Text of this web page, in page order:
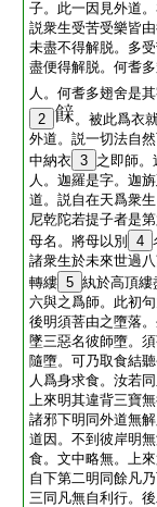
子。此一因見外道
説衆生受苦受樂皆
未盡不得解脱。多
盡便得解脱。何耆
人。何耆多翅舍是
2
。被此爲衣
外道。説一切法自
中納衣 3 之即師
人。迦羅是字。迦
道。説自在天爲衆
尼乾陀若提子者是
母名。將母以別
4
諸衆生於未來世過
轉縷 5 紈於高頂縷
六與之爲師。此初
後明須菩由之墮落
墜三惡名彼師墮。
隨墮。可乃取食結
人爲身求食。汝若
上來明其違背三寶
諸邪下明同外道無
道因。不到彼岸明
食。文中略無。上
自下第二明同餘凡
三同凡無自利行。